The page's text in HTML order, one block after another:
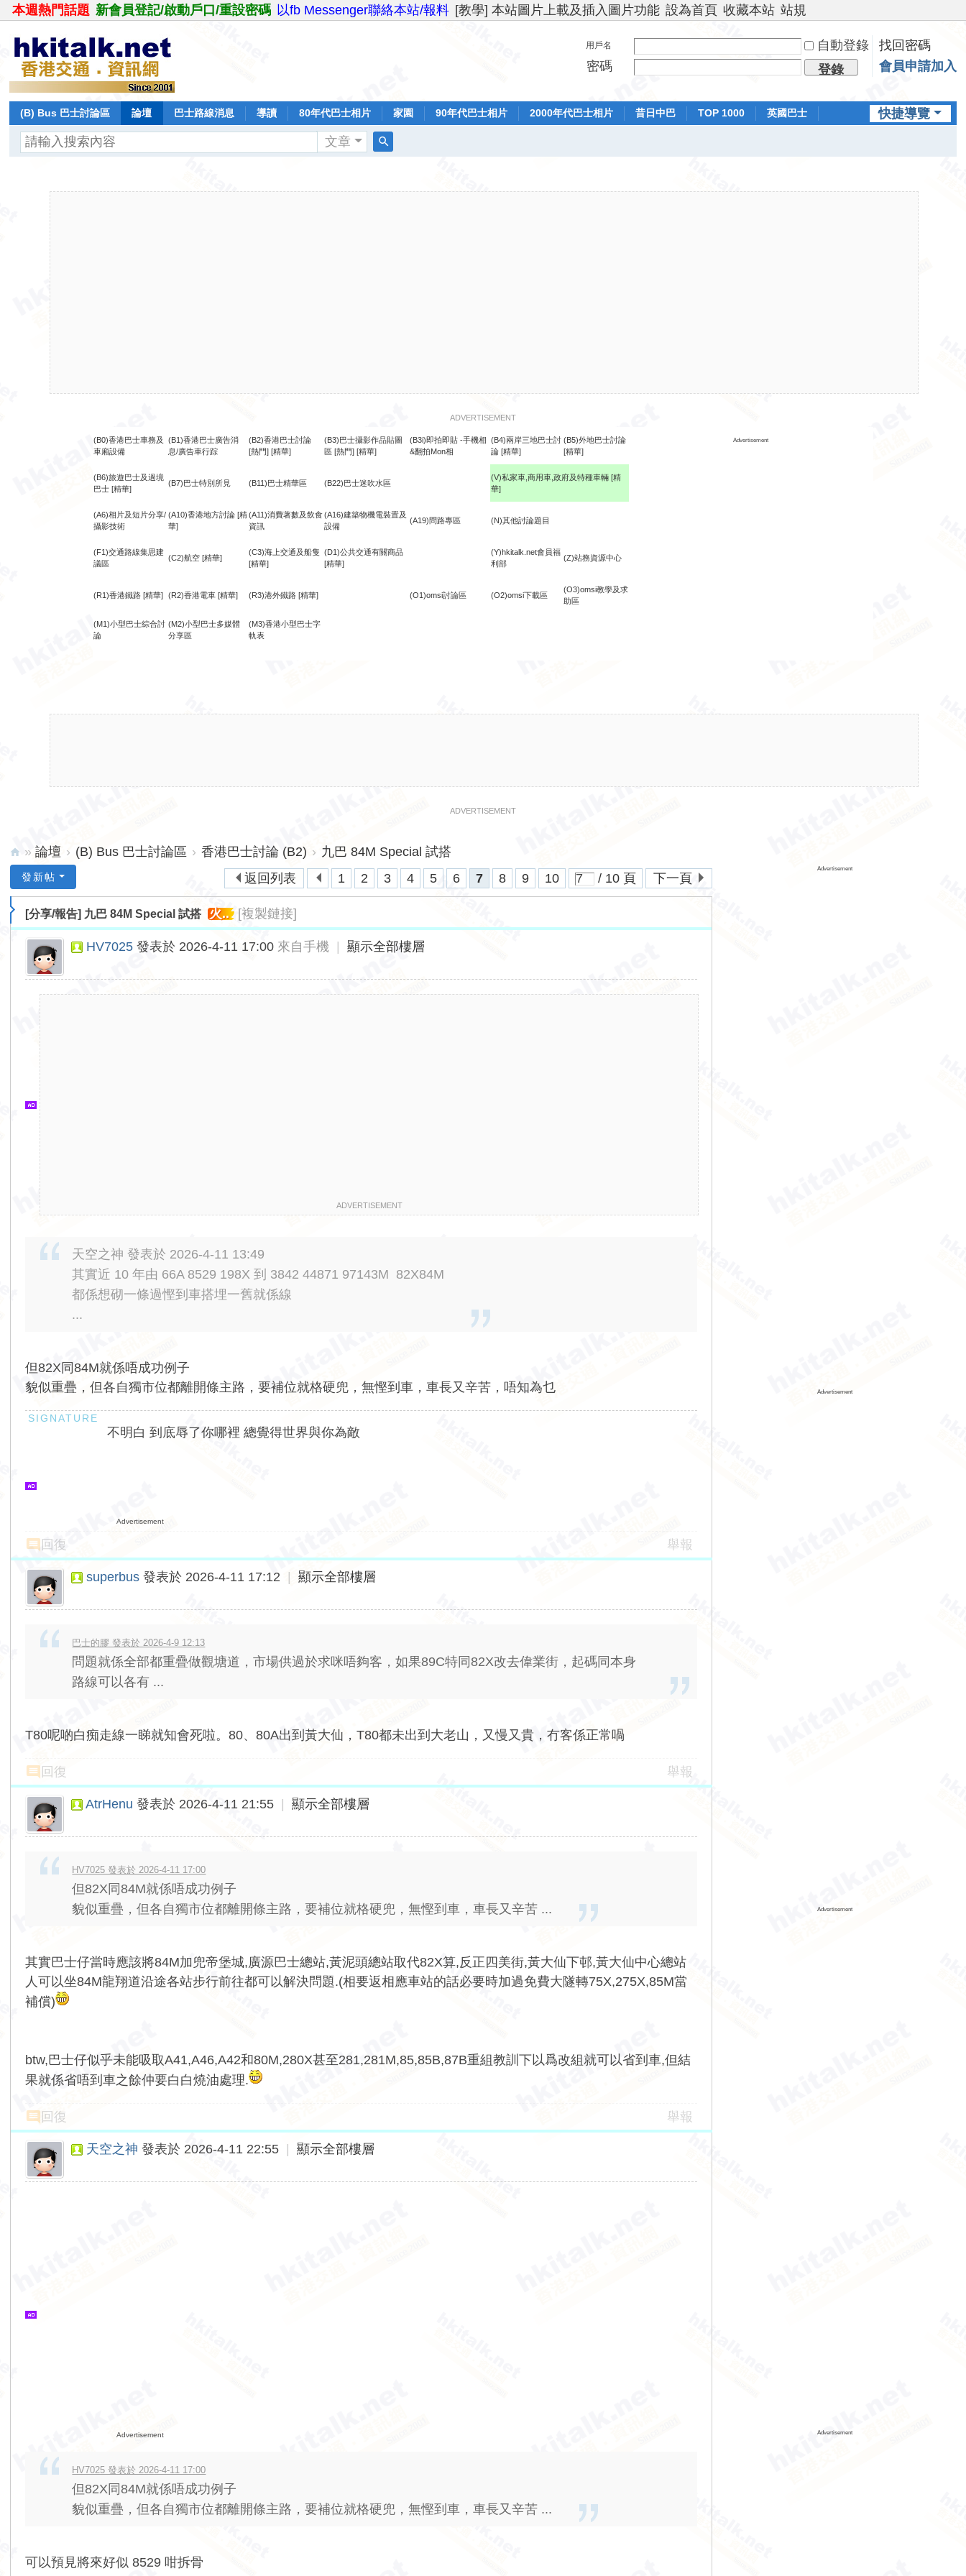
本週熱門話題 新會員登記/啟動戶口/重設密碼 以fb Messenger聯絡本站/報料 [教學] 本站圖片上載及插入圖片功能 設為首頁 收藏本站 站規
用戶名 自動登錄
找回密碼
密碼
登錄 會員申請加入
快捷導覽
(B) Bus 巴士討論區 論壇 巴士路線消息 導讀 80年代巴士相片 家園 90年代巴士相片 2000年代巴士相片 昔日中巴 TOP 1000
英國巴士
文章
ADVERTISEMENT
(B0)香港巴士車務及
車廂設備
(B1)香港巴士廣告消
息/廣告車行踪
(B2)香港巴士討論
[熱門] [精華]
(B3)巴士攝影作品貼圖
區 [熱門] [精華]
(B3i)即拍即貼 -手機相
&翻拍Mon相
(B4)兩岸三地巴士討
論 [精華]
(B5)外地巴士討論
[精華]
Advertisement
(B6)旅遊巴士及過境
巴士 [精華]
(B7)巴士特別所見 (B11)巴士精華區 (B22)巴士迷吹水區
(V)私家車,商用車,政府及特種車輛 [精
華]
(A6)相片及短片分享/
攝影技術
(A10)香港地方討論 [精
華]
(A11)消費著數及飲食
資訊
(A16)建築物機電裝置及
設備
(A19)問路專區 (N)其他討論題目
(F1)交通路線集思建
議區
(C2)航空 [精華]
(C3)海上交通及船隻
[精華]
(D1)公共交通有關商品
[精華]
(Y)hkitalk.net會員福
利部
(Z)站務資源中心
(R1)香港鐵路 [精華] (R2)香港電車 [精華] (R3)港外鐵路 [精華] (O1)omsi討論區 (O2)omsi下載區
(O3)omsi教學及求
助區
(M1)小型巴士綜合討
論
(M2)小型巴士多媒體
分享區
(M3)香港小型巴士字
軌表
ADVERTISEMENT
lk.
» 論壇 › (B) Bus 巴士討論區 › 香港巴士討論 (B2) › 九巴 84M Special 試搭
1
2 3 4 5 6 7 8 9 10 / 10 頁 下一頁
返回列表
發新帖
[分享/報告] 九巴 84M Special 試搭 火.. [複製鏈接]
HV7025 發表於 2026-4-11 17:00 來自手機 顯示全部樓層
ADVERTISEMENT
天空之神 發表於 2026-4-11 13:49
其實近 10 年由 66A 8529 198X 到 3842 44871 97143M 82X84M
都係想砌一條過慳到車搭埋一舊就係線
...
但82X同84M就係唔成功例子
貌似重疊，但各自獨市位都離開條主路，要補位就格硬兜，無慳到車，車長又辛苦，唔知為乜
不明白 到底辱了你哪裡 總覺得世界與你為敵
Advertisement
回復 舉報
superbus 發表於 2026-4-11 17:12 顯示全部樓層
巴士的膠 發表於 2026-4-9 12:13
問題就係全部都重疊做觀塘道，市場供過於求咪唔夠客，如果89C特同82X改去偉業街，起碼同本身
路線可以各有 ...
T80呢啲白痴走線一睇就知會死啦。80、80A出到黃大仙，T80都未出到大老山，又慢又貴，冇客係正常喎
回復 舉報
AtrHenu 發表於 2026-4-11 21:55 顯示全部樓層
HV7025 發表於 2026-4-11 17:00
但82X同84M就係唔成功例子
貌似重疊，但各自獨市位都離開條主路，要補位就格硬兜，無慳到車，車長又辛苦 ...
其實巴士仔當時應該將84M加兜帝堡城,廣源巴士總站,黃泥頭總站取代82X算,反正四美街,黃大仙下邨,黃大仙中心總站
人可以坐84M龍翔道沿途各站步行前往都可以解決問題.(相要返相應車站的話必要時加過免費大隧轉75X,275X,85M當
補償)
btw,巴士仔似乎未能吸取A41,A46,A42和80M,280X甚至281,281M,85,85B,87B重組教訓下以爲改組就可以省到車,但結
果就係省唔到車之餘仲要白白燒油處理.
回復 舉報
天空之神 發表於 2026-4-11 22:55 顯示全部樓層
Advertisement
HV7025 發表於 2026-4-11 17:00
但82X同84M就係唔成功例子
貌似重疊，但各自獨市位都離開條主路，要補位就格硬兜，無慳到車，車長又辛苦 ...
可以預見將來好似 8529 咁拆骨
Advertisement
Advertisement
Advertisement
Advertisement